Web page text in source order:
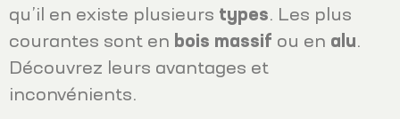
qu’il en existe plusieurs types. Les plus
courantes sont en bois massif ou en alu.
Découvrez leurs avantages et
inconvénients.